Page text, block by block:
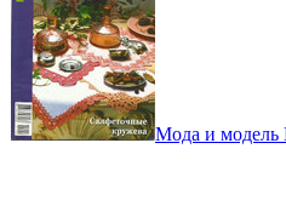
Мода и модель